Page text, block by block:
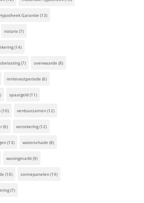
Garantie (13)
notaris(7)
(14)
(7) overwaarde (8)
rentevastperiode (6)
spaargeld(11)
(10) verduurzamen(12)
(6) verzekering(12)
(13) waterschade (8)
woningmarkt(9)
(10) zonnepanelen(19)
(7)